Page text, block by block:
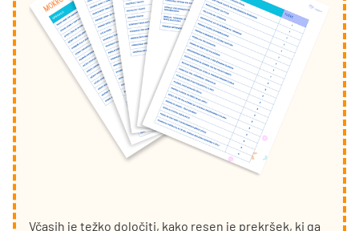
Včasih je težko določiti, kako resen je prekršek, ki ga